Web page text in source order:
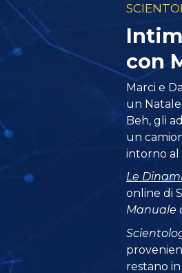
con
Marci e
un
Beh, gli
un
intorno al
Le
online di
Manuale
restano